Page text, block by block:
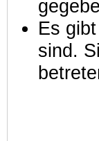
Es
sind.